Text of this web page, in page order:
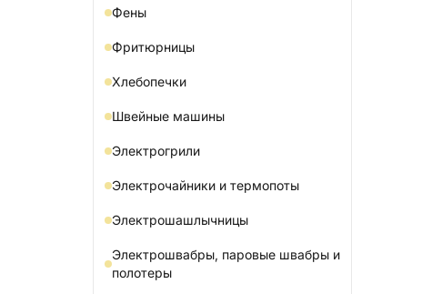
Фены
Фритюрницы
Хлебопечки
Швейные машины
Электрогрили
Электрочайники и термопоты
Электрошашлычницы
Электрошвабры, паровые швабры и
полотеры